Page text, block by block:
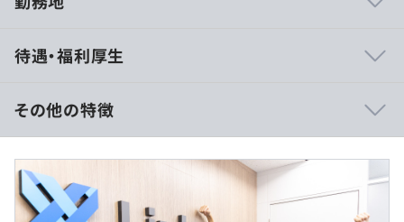
きやすい環境です。
未経験や若手エンジニアが2～3年後には1人前のエンジニ
アとして活躍しています。
・自由度が高い社風なので、堅苦しい文化は一切ありませ
ん。
・専任の営業チームがクライアントとのコミュニケーショ
ンを支援します。エンジニアひとりひとりのニーズに応
待遇・福利厚生
■賃金形態：月給制
■賃金の決定方法：当社規定により決定
■月給：約22万〜50万円（残業代全支給）
・固定残業代：なし
その他の特徴